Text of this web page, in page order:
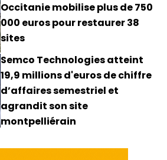
Occitanie mobilise plus de 750
000 euros pour restaurer 38
sites
Semco Technologies atteint
19,9 millions d'euros de chiffre
d’affaires semestriel et
agrandit son site
montpelliérain